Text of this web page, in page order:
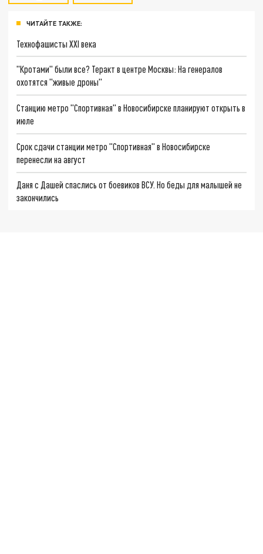
ЧИТАЙТЕ ТАКЖЕ:
Технофашисты XXI века
"Кротами" были все? Теракт в центре Москвы: На генералов
охотятся "живые дроны"
Станцию метро "Спортивная" в Новосибирске планируют открыть в
июле
Срок сдачи станции метро "Спортивная" в Новосибирске
перенесли на август
Даня с Дашей спаслись от боевиков ВСУ. Но беды для малышей не
закончились